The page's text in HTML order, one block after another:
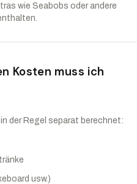
wie Seabobs oder andere
Kosten muss ich
der Regel separat berechnet:
usw.)